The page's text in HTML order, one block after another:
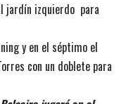
jardín izquierdo para
y en el séptimo el
con un doblete para